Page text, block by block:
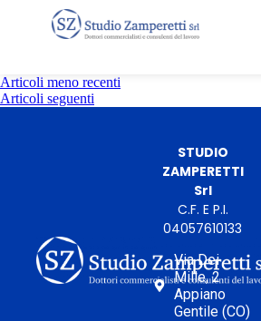
Articoli meno recenti
Articoli seguenti
STUDIO
ZAMPERETTI
Srl
C.F. E P.I.
04057610133
Via Dei
Mille, 2
Appiano
Gentile (CO)